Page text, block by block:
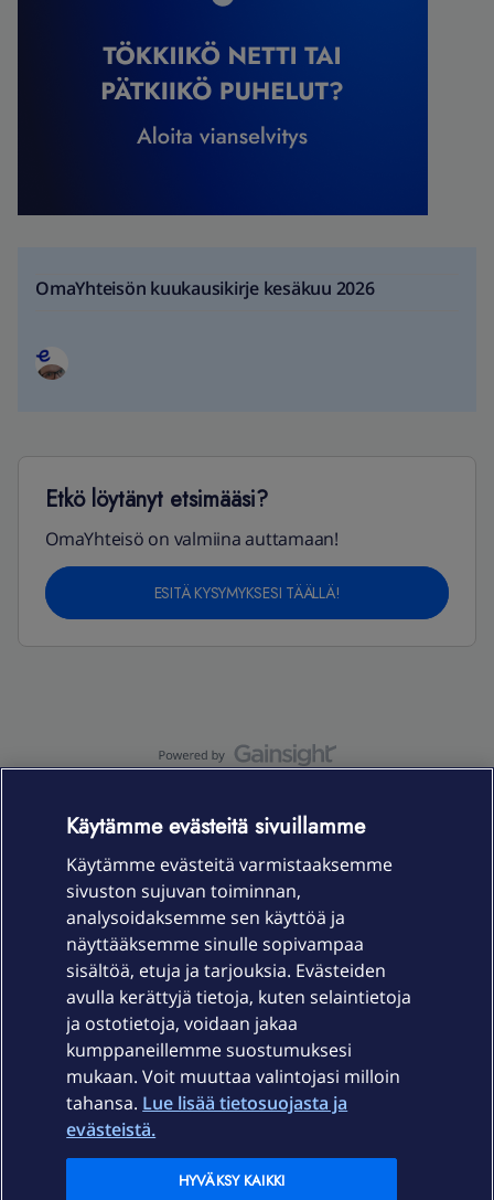
OmaYhteisön kuukausikirje kesäkuu 2026
Etkö löytänyt etsimääsi?
OmaYhteisö on valmiina auttamaan!
ESITÄ KYSYMYKSESI TÄÄLLÄ!
Laitteet & liittymät
Palvelut
Ajankohtaista
Elisa Oyj
Käytämme evästeitä sivuillamme
Käytämme evästeitä varmistaaksemme
sivuston sujuvan toiminnan,
analysoidaksemme sen käyttöä ja
näyttääksemme sinulle sopivampaa
sisältöä, etuja ja tarjouksia. Evästeiden
avulla kerättyjä tietoja, kuten selaintietoja
ja ostotietoja, voidaan jakaa
kumppaneillemme suostumuksesi
mukaan. Voit muuttaa valintojasi milloin
tahansa. Lue lisää tietosuojasta ja
evästeistä.
HYVÄKSY KAIKKI